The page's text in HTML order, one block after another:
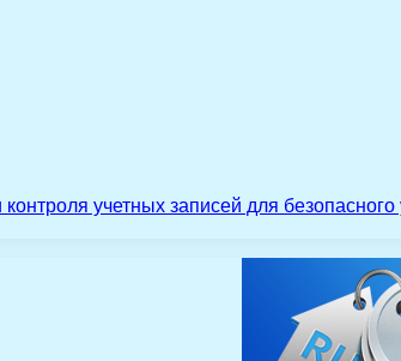
учетных записей для